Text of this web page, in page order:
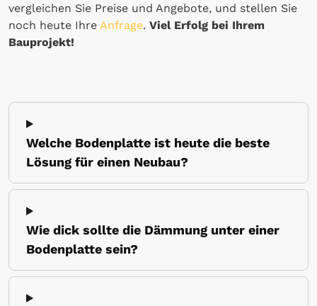
vergleichen Sie Preise und Angebote, und stellen Sie
noch heute Ihre Anfrage. Viel Erfolg bei Ihrem
Bauprojekt!
Welche Bodenplatte ist heute die beste
Lösung für einen Neubau?
Wie dick sollte die Dämmung unter einer
Bodenplatte sein?